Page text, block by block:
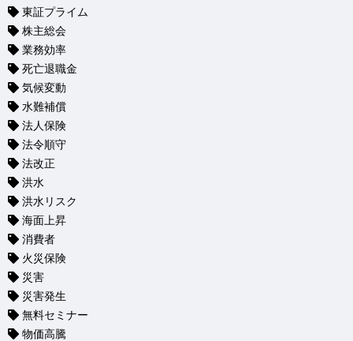
東証プライム
株主総会
業務効率
死亡退職金
気候変動
水難補償
法人保険
法令順守
法改正
洪水
洪水リスク
海面上昇
消費者
火災保険
災害
災害発生
無料セミナー
物価高騰